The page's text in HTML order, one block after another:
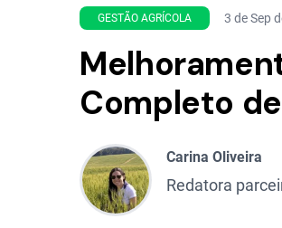
GESTÃO AGRÍCOLA 3 de Sep
Completo
Carina Oliveira
Redatora